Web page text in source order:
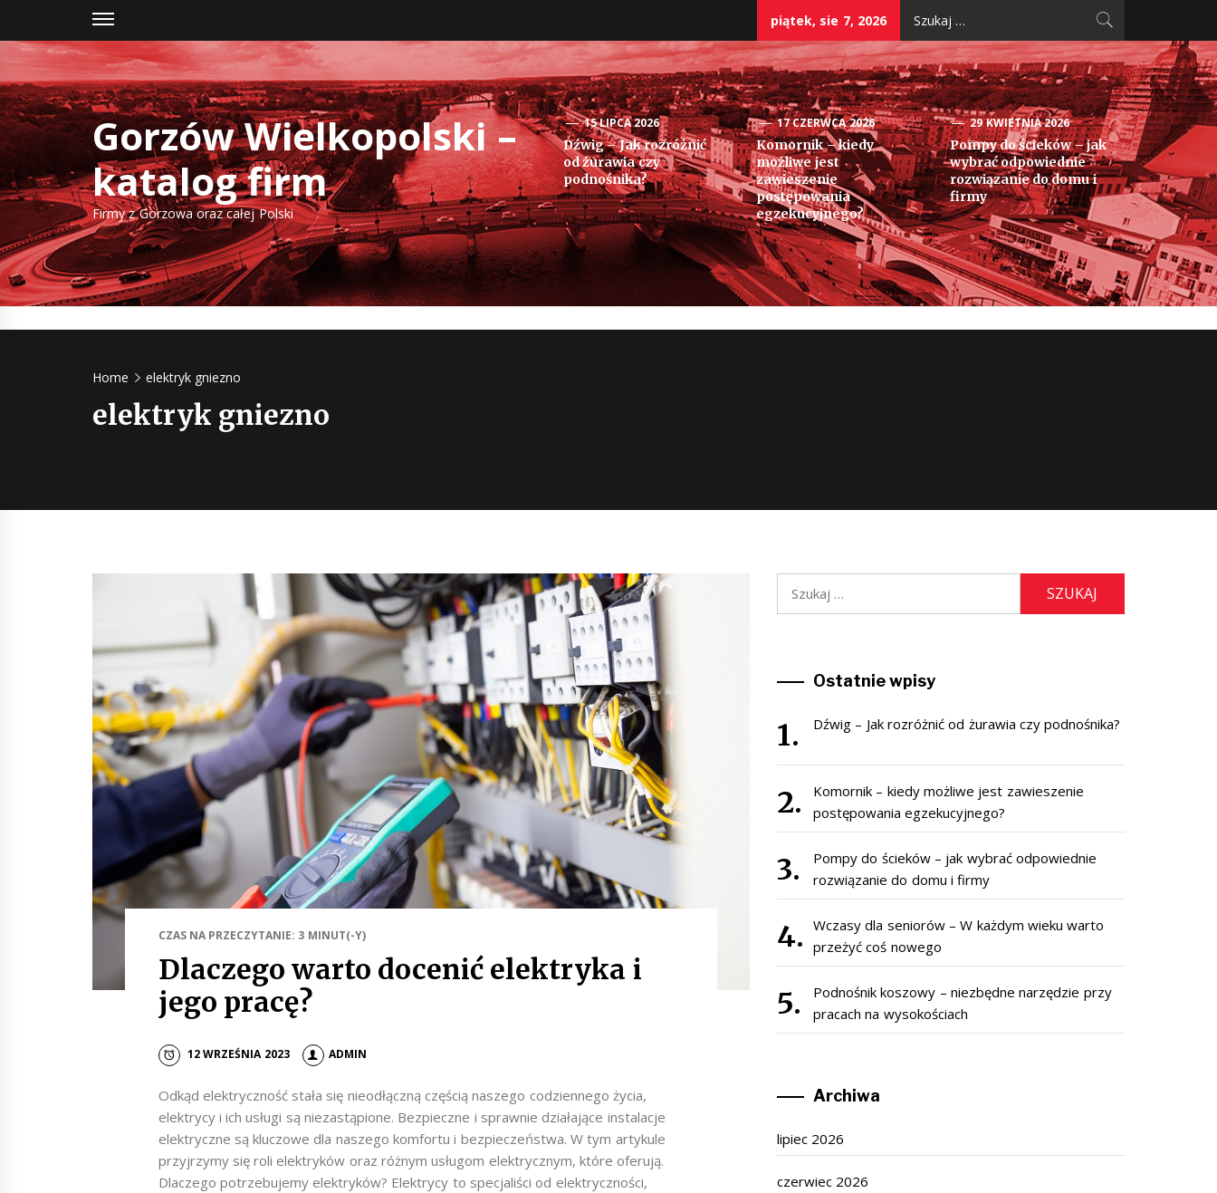
content
piątek, sie 7, 2026
Gorzów Wielkopolski –
katalog firm
Firmy z Gorzowa oraz całej Polski
15 LIPCA 2026
Dźwig – Jak rozróżnić
od żurawia czy
podnośnika?
17 CZERWCA 2026
Komornik – kiedy
możliwe jest
zawieszenie
postępowania
egzekucyjnego?
29 KWIETNIA 2026
Pompy do ścieków – jak
wybrać odpowiednie
rozwiązanie do domu i
firmy
Home elektryk gniezno
elektryk gniezno
CZAS NA PRZECZYTANIE: 3 MINUT(-Y)
Dlaczego warto docenić elektryka i
jego pracę?
12 WRZEŚNIA 2023 ADMIN
Odkąd elektryczność stała się nieodłączną częścią naszego codziennego życia,
elektrycy i ich usługi są niezastąpione. Bezpieczne i sprawnie działające instalacje
elektryczne są kluczowe dla naszego komfortu i bezpieczeństwa. W tym artykule
przyjrzymy się roli elektryków oraz różnym usługom elektrycznym, które oferują.
Dlaczego potrzebujemy elektryków? Elektrycy to specjaliści od elektryczności,
Ostatnie wpisy
Dźwig – Jak rozróżnić od żurawia czy podnośnika?
Komornik – kiedy możliwe jest zawieszenie
postępowania egzekucyjnego?
Pompy do ścieków – jak wybrać odpowiednie
rozwiązanie do domu i firmy
Wczasy dla seniorów – W każdym wieku warto
przeżyć coś nowego
Podnośnik koszowy – niezbędne narzędzie przy
pracach na wysokościach
Archiwa
lipiec 2026
czerwiec 2026